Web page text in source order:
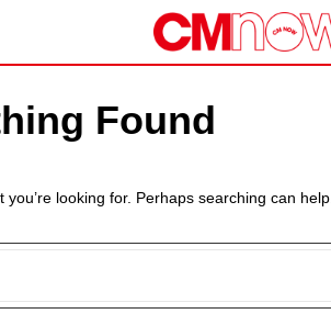
Found
you’re looking for. Perhaps searching can help.